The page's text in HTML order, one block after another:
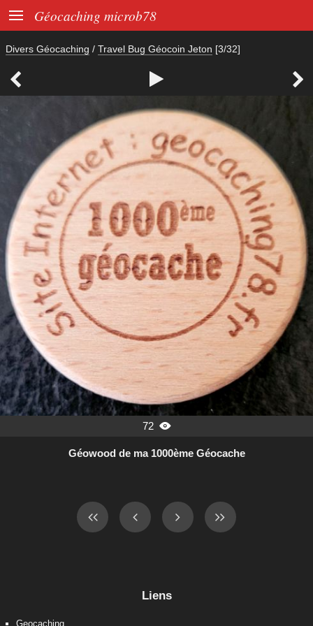
 Géocaching microb78
Divers Géocaching / Travel Bug Géocoin Jeton [3/32]
  
72 
Géowood de ma 1000ème Géocache
Liens
Geocaching